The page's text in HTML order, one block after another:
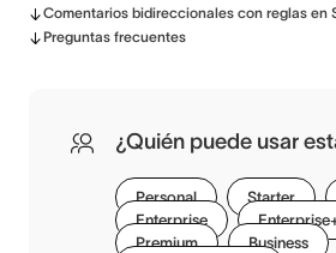
Comentarios bidireccionales con reglas en
Preguntas frecuentes
¿Quién puede usar
Personal Starter
Enterprise
Premium
Business